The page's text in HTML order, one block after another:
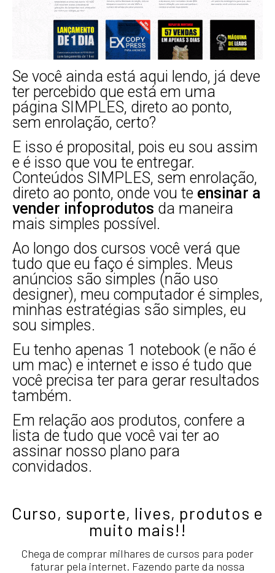
Se você ainda está aqui lendo, já deve
ter percebido que está em uma
página SIMPLES, direto ao ponto,
sem enrolação, certo?
E isso é proposital, pois eu sou assim
e é isso que vou te entregar.
Conteúdos SIMPLES, sem enrolação,
direto ao ponto, onde vou te ensinar a
vender infoprodutos da maneira
mais simples possível.
Ao longo dos cursos você verá que
tudo que eu faço é simples. Meus
anúncios são simples (não uso
designer), meu computador é simples,
minhas estratégias são simples, eu
sou simples.
Eu tenho apenas 1 notebook (e não é
um mac) e internet e isso é tudo que
você precisa ter para gerar resultados
também.
Em relação aos produtos, confere a
lista de tudo que você vai ter ao
assinar nosso plano para
convidados.
Curso, suporte, lives, produtos e
muito mais!!
Chega de comprar milhares de cursos para poder
faturar pela internet. Fazendo parte da nossa